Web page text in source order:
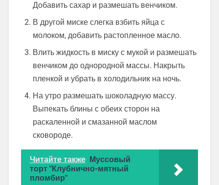
Добавить сахар и размешать венчиком.
В другой миске слегка взбить яйца с
молоком, добавить растопленное масло.
Влить жидкость в миску с мукой и размешать
венчиком до однородной массы. Накрыть
пленкой и убрать в холодильник на ночь.
На утро размешать шоколадную массу.
Выпекать блины с обеих сторон на
раскаленной и смазанной маслом
сковороде.
Читайте также Муссовый
торт "Клубнично-мятный
пломбир"